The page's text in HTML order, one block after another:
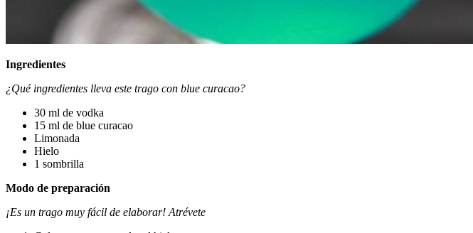
Ingredientes
¿Qué ingredientes lleva este trago con blue curacao?
30 ml de vodka
15 ml de blue curacao
Limonada
Hielo
1 sombrilla
Modo de preparación
¡Es un trago muy fácil de elaborar! Atrévete